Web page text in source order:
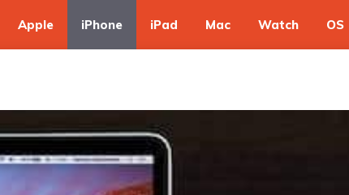
Apple iPhone iPad Mac Watch OS